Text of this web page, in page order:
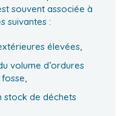
souvent associée à
suivantes :
élevées,
volume d’ordures
stock de déchets